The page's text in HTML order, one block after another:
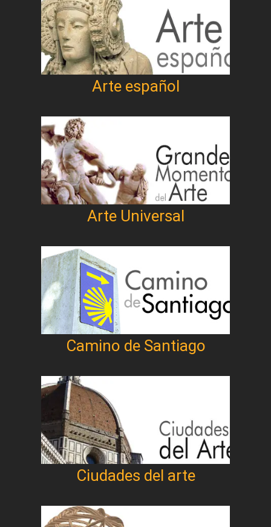
Arte español
Arte Universal
Camino de Santiago
Ciudades del arte